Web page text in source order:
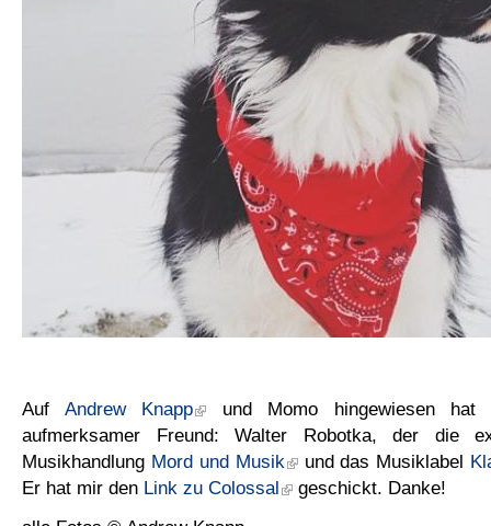
Auf Andrew Knapp
und Momo hingewiesen hat
aufmerksamer Freund: Walter Robotka, der die
Musikhandlung Mord und Musik und das Musiklabel
Er hat mir den Link zu Colossal
geschickt. Danke!